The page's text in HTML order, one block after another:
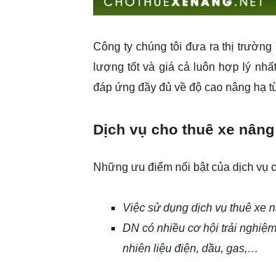
Công ty chúng tôi đưa ra thị
lượng tốt và giá cả luôn hợp lý
đáp ứng đầy đủ về độ cao nâng hạ
Dịch vụ cho thuê xe
Những ưu điểm nổi bật của dịch vụ
Việc sử dụng dịch vụ thuê xe
DN có nhiều cơ hội trải
nhiên liệu điện, dầu, gas,…